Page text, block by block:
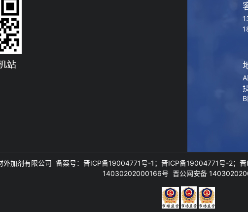
加剂有限公司 备案号： 晋ICP备19004771号-1；晋ICP备19004771号-2；
14030202000166号 晋公网安备